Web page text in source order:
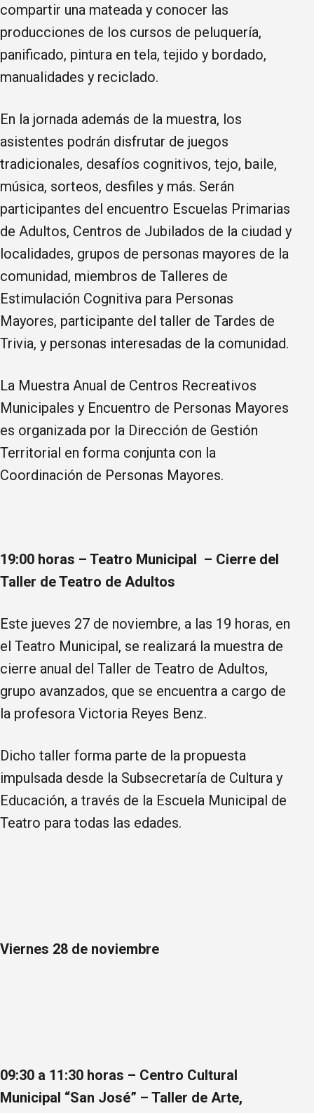
compartir una mateada y conocer las
producciones de los cursos de peluquería,
panificado, pintura en tela, tejido y bordado,
manualidades y reciclado.
En la jornada además de la muestra, los
asistentes podrán disfrutar de juegos
tradicionales, desafíos cognitivos, tejo, baile,
música, sorteos, desfiles y más. Serán
participantes del encuentro Escuelas Primarias
de Adultos, Centros de Jubilados de la ciudad y
localidades, grupos de personas mayores de la
comunidad, miembros de Talleres de
Estimulación Cognitiva para Personas
Mayores, participante del taller de Tardes de
Trivia, y personas interesadas de la comunidad.
La Muestra Anual de Centros Recreativos
Municipales y Encuentro de Personas Mayores
es organizada por la Dirección de Gestión
Territorial en forma conjunta con la
Coordinación de Personas Mayores.
19:00 horas – Teatro Municipal – Cierre del
Taller de Teatro de Adultos
Este jueves 27 de noviembre, a las 19 horas, en
el Teatro Municipal, se realizará la muestra de
cierre anual del Taller de Teatro de Adultos,
grupo avanzados, que se encuentra a cargo de
la profesora Victoria Reyes Benz.
Dicho taller forma parte de la propuesta
impulsada desde la Subsecretaría de Cultura y
Educación, a través de la Escuela Municipal de
Teatro para todas las edades.
Viernes 28 de noviembre
09:30 a 11:30 horas – Centro Cultural
Municipal “San José” – Taller de Arte,